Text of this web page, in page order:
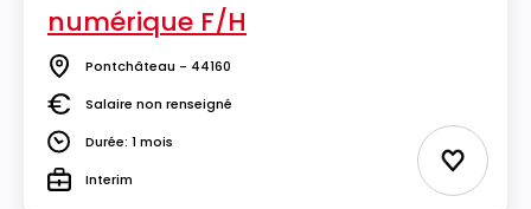
numérique F/H
Lieu Pontchâteau - 44160
SalaireSalaire non renseigné
DuréeDurée: 1 mois
TypeInterim Ajouter